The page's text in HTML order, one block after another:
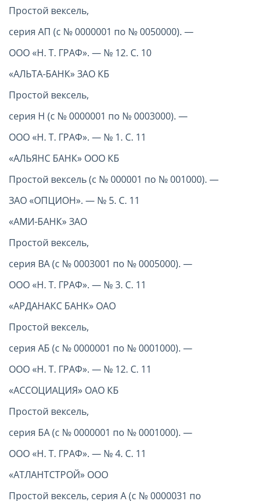
Простой вексель,
серия АП (с № 0000001 по № 0050000). —
ООО «Н. Т. ГРАФ». — № 12. С. 10
«АЛЬТА-БАНК» ЗАО КБ
Простой вексель,
серия Н (с № 0000001 по № 0003000). —
ООО «Н. Т. ГРАФ». — № 1. С. 11
«АЛЬЯНС БАНК» ООО КБ
Простой вексель (с № 000001 по № 001000). —
ЗАО «ОПЦИОН». — № 5. С. 11
«АМИ-БАНК» ЗАО
Простой вексель,
серия ВА (с № 0003001 по № 0005000). —
ООО «Н. Т. ГРАФ». — № 3. С. 11
«АРДАНАКС БАНК» ОАО
Простой вексель,
серия АБ (с № 0000001 по № 0001000). —
ООО «Н. Т. ГРАФ». — № 12. С. 11
«АССОЦИАЦИЯ» ОАО КБ
Простой вексель,
серия БА (с № 0000001 по № 0001000). —
ООО «Н. Т. ГРАФ». — № 4. С. 11
«АТЛАНТСТРОЙ» ООО
Простой вексель, серия А (с № 0000031 по